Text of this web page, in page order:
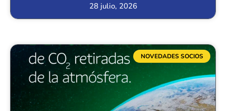
28 julio, 2026
NOVEDADES SOCIOS